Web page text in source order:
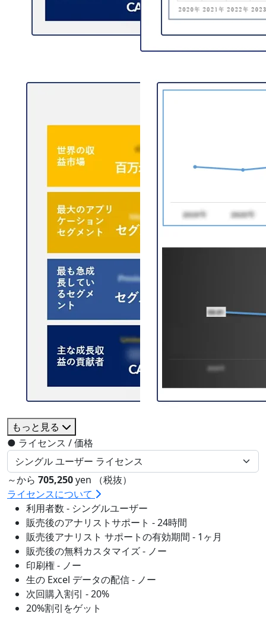
もっと見る
● ライセンス / 価格
～から 705,250yen （税抜）
ライセンスについて
利用者数 - シングルユーザー
販売後のアナリストサポート - 24時間
販売後アナリスト サポートの有効期間 - 1ヶ月
販売後の無料カスタマイズ - ノー
印刷権 - ノー
生の Excel データの配信 - ノー
次回購入割引 - 20%
20%割引をゲット